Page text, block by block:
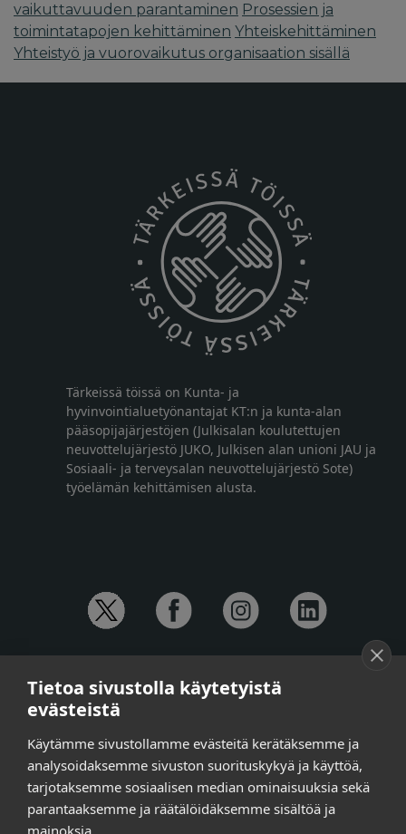
vaikuttavuuden parantaminen Prosessien ja
toimintatapojen kehittäminen Yhteiskehittäminen
Yhteistyö ja vuorovaikutus organisaation sisällä
Tärkeissä töissä on Kunta- ja
hyvinvointialuetyönantajat KT:n ja kunta-alan
pääsopijajärjestöjen (Julkisalan koulutettujen
neuvottelujärjestö JUKO, Julkisen alan unioni JAU ja
Sosiaali- ja terveysalan neuvottelujärjestö Sote)
työelämän kehittämisen alusta.
Anna-Mari Jaanu, kehittämispäällikkö,
puh. +358 50 572 4620
Henna Honkalo,
viestintäpäällikkö,
puh. +358 50 479 6618
Ilari Raiski, viestintä- ja tapahtumakoordinaattori,
puh. +358 45 130 3832
Susanna Laasio,
Tietoa sivustolla käytetyistä
evästeistä
Käytämme sivustollamme evästeitä kerätäksemme ja
analysoidaksemme sivuston suorituskykyä ja käyttöä,
tarjotaksemme sosiaalisen median ominaisuuksia sekä
parantaaksemme ja räätälöidäksemme sisältöä ja
mainoksia.